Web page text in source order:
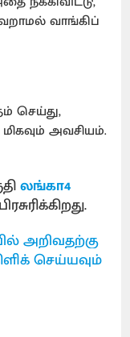
வாங்கிப்
செய்து,
அவசியம்.
லங்கா4
அறிவதற்கு
செய்யவும்